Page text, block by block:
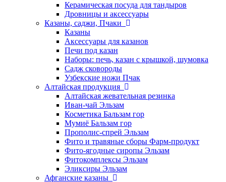
Керамическая посуда для тандыров
Дровницы и аксессуары
Казаны, саджи, Пчаки
Казаны
Аксессуары для казанов
Печи под казан
Наборы: печь, казан с крышкой, шумовка
Садж сковороды
Узбекские ножи Пчак
Алтайская продукция
Алтайская жевательная резинка
Иван-чай Эльзам
Косметика Бальзам гор
Мумиё Бальзам гор
Прополис-спрей Эльзам
Фито и травяные сборы Фарм-продукт
Фито-ягодные сиропы Эльзам
Фитокомплексы Эльзам
Эликсиры Эльзам
Афганские казаны